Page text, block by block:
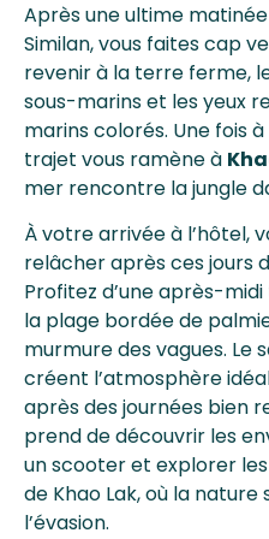
Après une ultime
Similan, vous faites cap
revenir à la terre ferme,
sous-marins et les yeux
marins colorés. Une fois
trajet vous ramène à
mer rencontre la jungle
À votre arrivée à l’hôtel,
relâcher après ces jours
Profitez d’une après-
la plage bordée de
murmure des vagues. Le
créent l’atmosphère
après des journées bien
prend de découvrir les
un scooter et explorer les
de Khao Lak, où la nature
l’évasion.